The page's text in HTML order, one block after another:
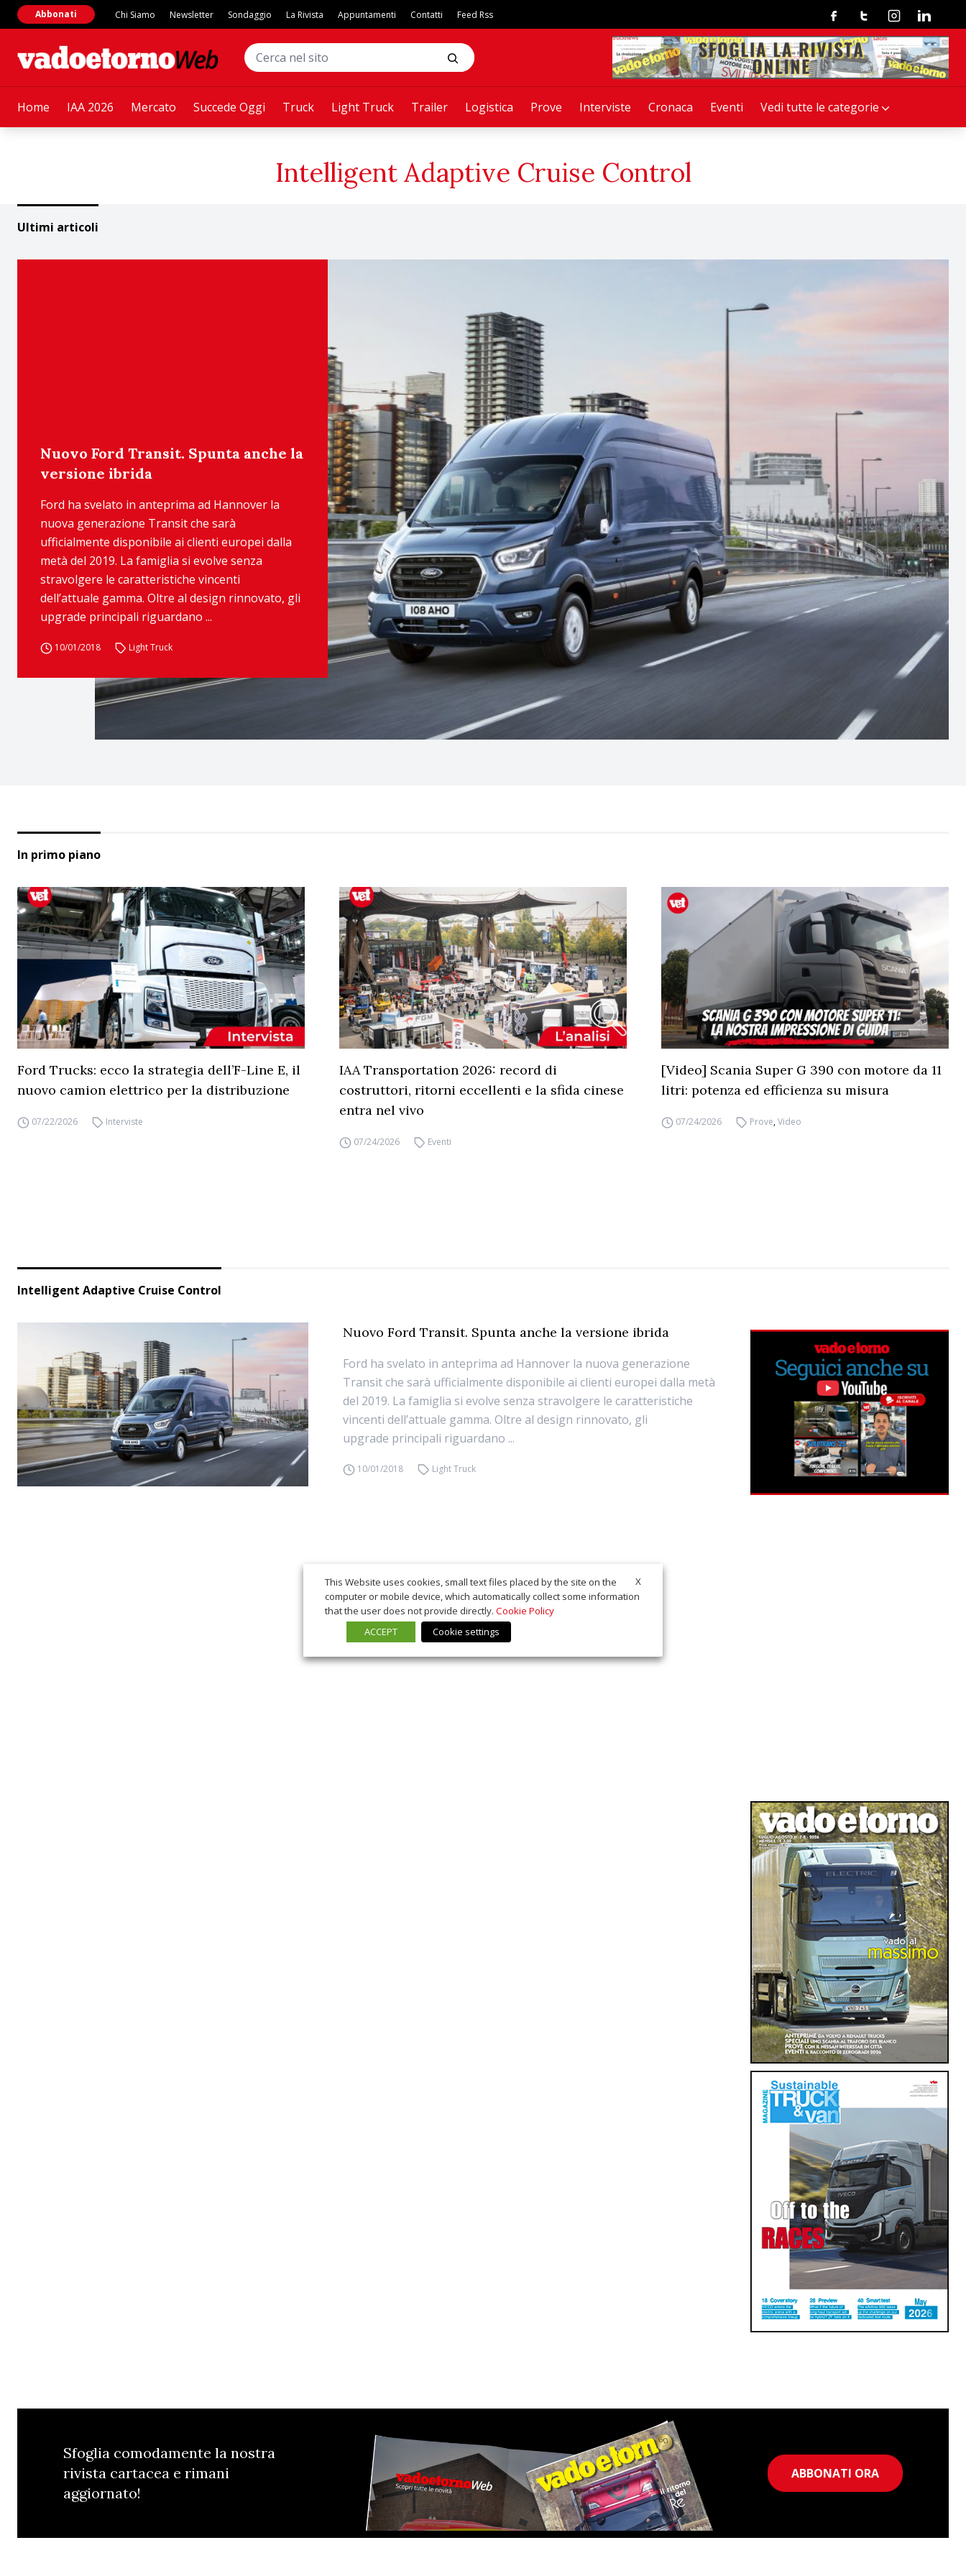
Home IAA 2026 Mercato Succede Oggi Truck Light Truck Trailer Logistica Prove Interviste Cronaca Eventi Vedi tutte le categorie
Abbonati Chi Siamo Newsletter Sondaggio La Rivista Appuntamenti Contatti Feed Rss FacebookTwitterInstagramLinkedin
Intelligent Adaptive Cruise Control
Ultimi articoli
Nuovo Ford Transit. Spunta anche la
versione ibrida
Ford ha svelato in anteprima ad Hannover la
nuova generazione Transit che sarà
ufficialmente disponibile ai clienti europei dalla
metà del 2019. La famiglia si evolve senza
stravolgere le caratteristiche vincenti
dell’attuale gamma. Oltre al design rinnovato, gli
upgrade principali riguardano ...
10/01/2018 Light Truck
In primo piano
Ford Trucks: ecco la strategia dell’F-Line E, il
nuovo camion elettrico per la distribuzione
07/22/2026 Interviste
IAA Transportation 2026: record di
costruttori, ritorni eccellenti e la sfida cinese
entra nel vivo
07/24/2026 Eventi
[Video] Scania Super G 390 con motore da 11
litri: potenza ed efficienza su misura
07/24/2026 Prove,Video
Intelligent Adaptive Cruise Control
Nuovo Ford Transit. Spunta anche la versione ibrida
Ford ha svelato in anteprima ad Hannover la nuova generazione
Transit che sarà ufficialmente disponibile ai clienti europei dalla metà
del 2019. La famiglia si evolve senza stravolgere le caratteristiche
vincenti dell’attuale gamma. Oltre al design rinnovato, gli
upgrade principali riguardano ...
10/01/2018 Light Truck
Sfoglia comodamente la nostra
rivista cartacea e rimani
aggiornato!
ABBONATI ORA
X
This Website uses cookies, small text files placed by the site on the
computer or mobile device, which automatically collect some information
that the user does not provide directly. Cookie Policy
ACCEPT
Cookie settings